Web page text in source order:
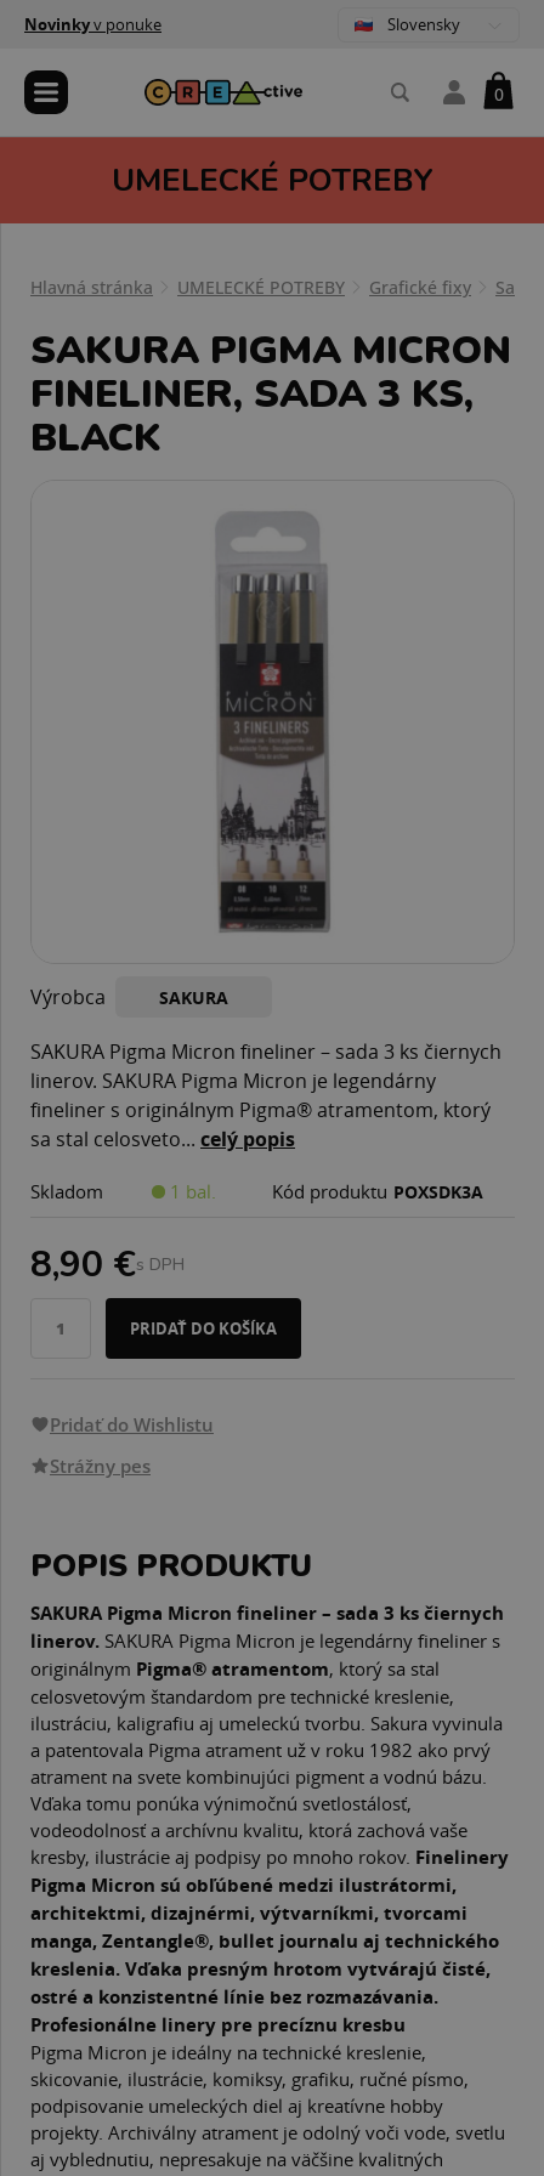
Novinkyv ponuke Slovensky
0
UMELECKÉ POTREBY
Hlavná stránka UMELECKÉ POTREBY Grafické fixy
SAKURA PIGMA MICRON
FINELINER, SADA 3 KS,
BLACK
Výrobca SAKURA
SAKURA Pigma Micron fineliner – sada 3 ks čiernych
linerov. SAKURA Pigma Micron je legendárny
fineliner s originálnym Pigma® atramentom, ktorý
sa stal celosveto... celý popis
Skladom 1 bal. Kód produktu POXSDK3A
8,90 €s DPH
PRIDAŤ DO KOŠÍKA
Pridať do Wishlistu
Strážny pes
POPIS PRODUKTU
SAKURA Pigma Micron fineliner – sada 3 ks čiernych
linerov. SAKURA Pigma Micron je legendárny fineliner s
originálnym Pigma® atramentom, ktorý sa stal
celosvetovým štandardom pre technické kreslenie,
ilustráciu, kaligrafiu aj umeleckú tvorbu. Sakura vyvinula
a patentovala Pigma atrament už v roku 1982 ako prvý
atrament na svete kombinujúci pigment a vodnú bázu.
Vďaka tomu ponúka výnimočnú svetlostálosť,
vodeodolnosť a archívnu kvalitu, ktorá zachová vaše
kresby, ilustrácie aj podpisy po mnoho rokov. Finelinery
Pigma Micron sú obľúbené medzi ilustrátormi,
architektmi, dizajnérmi, výtvarníkmi, tvorcami
manga, Zentangle®, bullet journalu aj technického
kreslenia. Vďaka presným hrotom vytvárajú čisté,
ostré a konzistentné línie bez rozmazávania.
Profesionálne linery pre precíznu kresbu
Pigma Micron je ideálny na technické kreslenie,
skicovanie, ilustrácie, komiksy, grafiku, ručné písmo,
podpisovanie umeleckých diel aj kreatívne hobby
projekty. Archiválny atrament je odolný voči vode, svetlu
aj vyblednutiu, nepresakuje na väčšine kvalitných